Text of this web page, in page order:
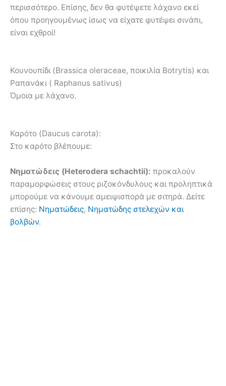
περισσότερο. Επίσης, δεν θα φυτέψετε λάχανο εκεί
όπου προηγουμένως ίσως να είχατε φυτέψει σινάπι,
είναι εχθροί!
Κουνουπίδι (Brassica oleraceae, ποικιλία Botrytis) και
Ραπανάκι ( Raphanus sativus)
Όμοια με λάχανο.
Καρότο (Daucus carota):
Στο καρότο βλέπουμε:
Νηματώδεις (Heterodera schachtii): προκαλούν
παραμορφώσεις στους ριζοκόνδυλους και προληπτικά
μπορούμε να κάνουμε αμειψισπορά με σιτηρά. Δείτε
επίσης: Νηματώδεις, Νηματώδης στελεχών και
βολβών.